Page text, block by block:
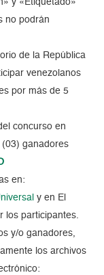
y «Etiquetado»
no podrán
de la República
venezolanos
por más de 5
concurso en
(03) ganadores
en:
y en El
los participantes.
y/o ganadores,
los archivos